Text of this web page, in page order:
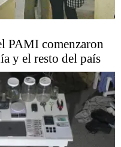
PAMI comenzaron
y el resto del país